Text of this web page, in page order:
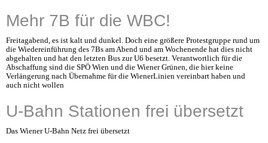
Mehr 7B für die WBC!
Freitagabend, es ist kalt und dunkel. Doch eine größere Protestgruppe rund um
die Wiedereinführung des 7Bs am Abend und am Wochenende hat dies nicht
abgehalten und hat den letzten Bus zur U6 besetzt. Verantwortlich für die
Abschaffung sind die SPÖ Wien und die Wiener Grünen, die hier keine
Verlängerung nach Übernahme für die WienerLinien vereinbart haben und
auch nicht wollen
U-Bahn Stationen frei übersetzt
Das Wiener U-Bahn Netz frei übersetzt